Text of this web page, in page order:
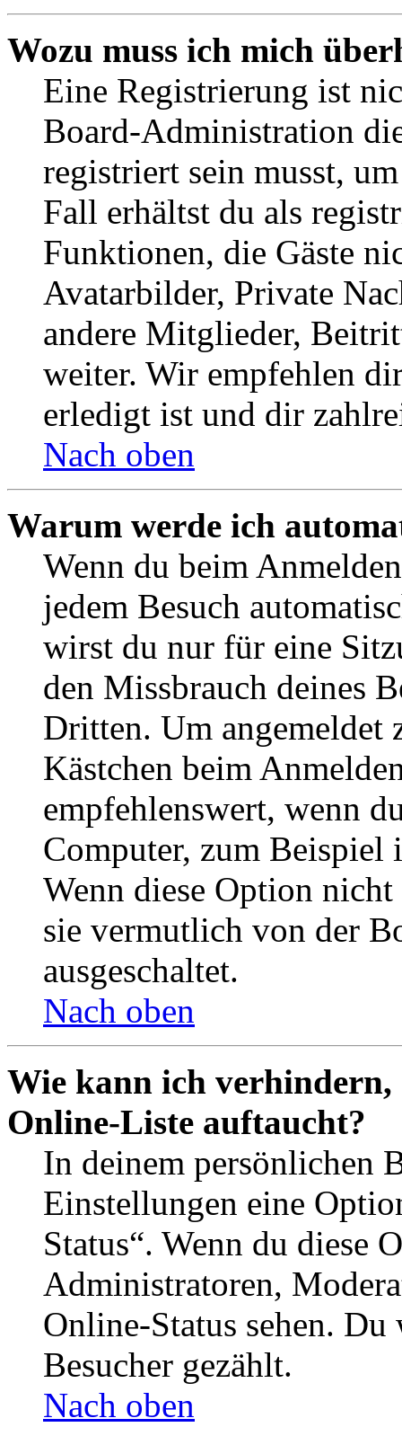
Wozu muss ich mich
Eine Registrierung ist
Board-Administration
registriert sein musst,
Fall erhältst du als
Funktionen, die Gäste
Avatarbilder, Private
andere Mitglieder,
weiter. Wir empfehlen
erledigt ist und dir
Nach oben
Warum werde ich
Wenn du beim
jedem Besuch
wirst du nur für eine
den Missbrauch deines
Dritten. Um angemeldet
Kästchen beim
empfehlenswert, wenn
Computer, zum Beispiel
Wenn diese Option
sie vermutlich von der
ausgeschaltet.
Nach oben
Wie kann ich verhindern,
Online-Liste auftaucht?
In deinem persönlichen
Einstellungen eine
Status“. Wenn du diese
Administratoren,
Online-Status sehen.
Besucher gezählt.
Nach oben